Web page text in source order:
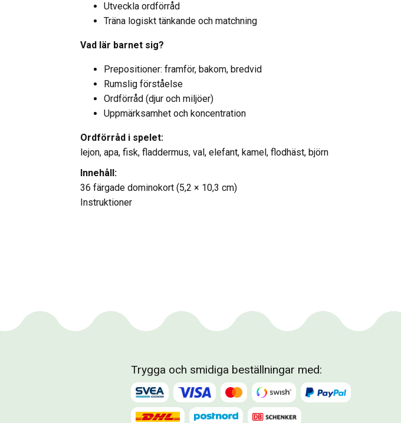
Utveckla ordförråd
Träna logiskt tänkande och matchning
Vad lär barnet sig?
Prepositioner: framför, bakom, bredvid
Rumslig förståelse
Ordförråd (djur och miljöer)
Uppmärksamhet och koncentration
Ordförråd i spelet:
lejon, apa, fisk, fladdermus, val, elefant, kamel, flodhäst, björn
Innehåll:
36 färgade dominokort (5,2 × 10,3 cm)
Instruktioner
Trygga och smidiga beställningar med: